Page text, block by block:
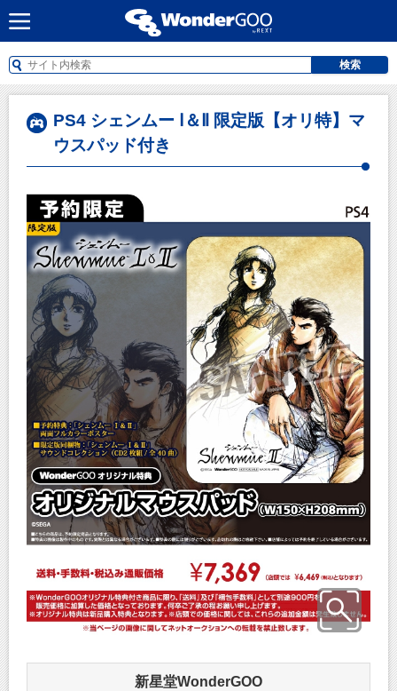
検索
PS4 シェンムー Ⅰ＆Ⅱ 限定版【オリ特】マ
ウスパッド付き
新星堂WonderGOO